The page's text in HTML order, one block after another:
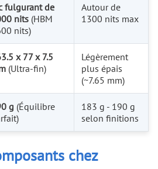
fulgurant de
nits (HBM
nits)
Autour de
1300 nits max
x 77 x 7.5
(Ultra-fin)
Légèrement
plus épais
(~7.65 mm)
g (Équilibre
183 g - 190 g
selon finitions
chez